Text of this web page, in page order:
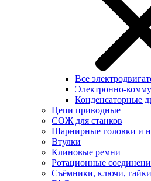
Все
Электронно-
Конденсаторные
Цепи приводные
СОЖ для станков
Шарнирные головки и
Втулки
Клиновые ремни
Ротационные
Съёмники, ключи,